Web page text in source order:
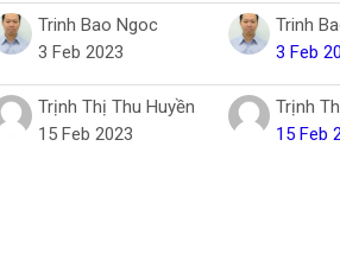
Trinh Bao Ngoc
3 Feb 2023
Trinh
3 Feb
Trịnh Thị Thu Huyền
15 Feb 2023
Trịnh
15 Feb